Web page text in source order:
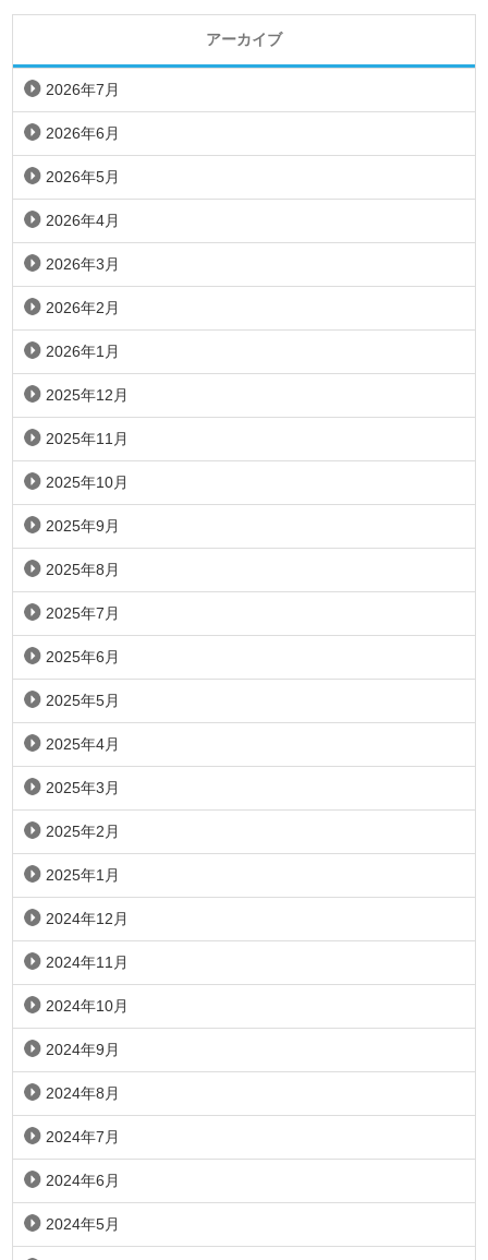
アーカイブ
2026年7月
2026年6月
2026年5月
2026年4月
2026年3月
2026年2月
2026年1月
2025年12月
2025年11月
2025年10月
2025年9月
2025年8月
2025年7月
2025年6月
2025年5月
2025年4月
2025年3月
2025年2月
2025年1月
2024年12月
2024年11月
2024年10月
2024年9月
2024年8月
2024年7月
2024年6月
2024年5月